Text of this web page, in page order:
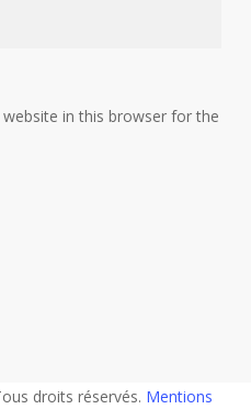
in this browser for the
droits réservés. Mentions